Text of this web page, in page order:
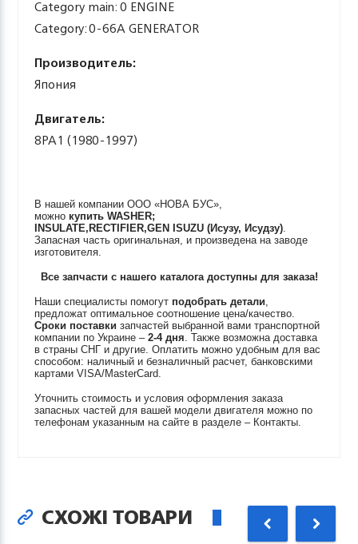
Category main: 0 ENGINE
Category: 0-66A GENERATOR
Производитель:
Япония
Двигатель:
8PA1 (1980-1997)
В нашей компании ООО «НОВА БУС»,
можно купитьWASHER;
INSULATE,RECTIFIER,GEN
ISUZU (Исузу, Исудзу).
Запасная часть оригинальная, и произведена на заводе
изготовителя.
Все запчасти с нашего каталога доступны для заказа!
Наши специалисты помогут подобрать детали,
предложат оптимальное соотношение цена/качество.
Сроки поставки запчастей выбранной вами транспортной
компании по Украине –2-4 дня. Также возможна доставка
в страны СНГ и другие. Оплатить можно удобным для вас
способом: наличный и безналичный расчет, банковскими
картами VISA/MasterCard.
Уточнить стоимость и условия оформления заказа
запасных частей для вашей модели двигателя можно по
телефонам указанным на сайте в разделе – Контакты.
СХОЖІ ТОВАРИ